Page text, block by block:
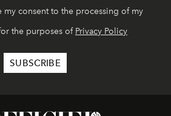
my consent to the processing of my
the purposes of Privacy Policy